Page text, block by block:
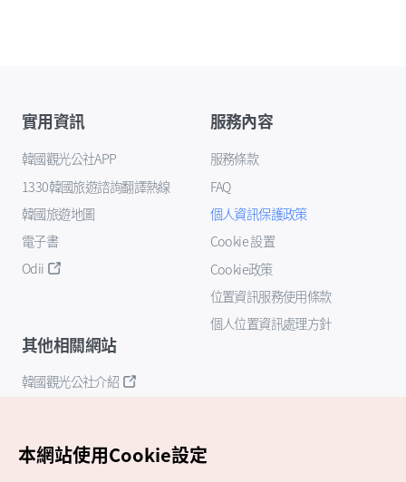
實用資訊
韓國觀光公社APP
1330韓國旅遊諮詢翻譯熱線
韓國旅遊地圖
電子書
Odii
服務內容
服務條款
FAQ
個人資訊保護政策
Cookie 設置
Cookie政策
位置資訊服務使用條款
個人位置資訊處理方針
其他相關網站
韓國觀光公社介紹
本網站使用Cookie設定